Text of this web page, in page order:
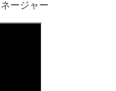
ージャー